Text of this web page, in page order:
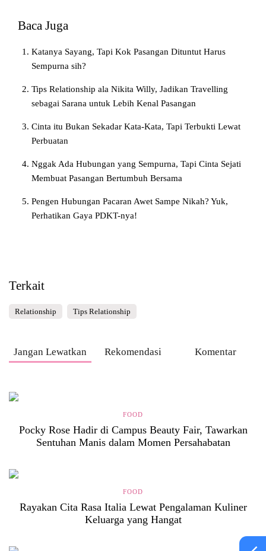
Baca Juga
Katanya Sayang, Tapi Kok Pasangan Dituntut Harus
Sempurna sih?
Tips Relationship ala Nikita Willy, Jadikan Travelling
sebagai Sarana untuk Lebih Kenal Pasangan
Cinta itu Bukan Sekadar Kata-Kata, Tapi Terbukti Lewat
Perbuatan
Nggak Ada Hubungan yang Sempurna, Tapi Cinta Sejati
Membuat Pasangan Bertumbuh Bersama
Pengen Hubungan Pacaran Awet Sampe Nikah? Yuk,
Perhatikan Gaya PDKT-nya!
Terkait
Relationship Tips Relationship
Jangan Lewatkan Rekomendasi Komentar
FOOD
Pocky Rose Hadir di Campus Beauty Fair, Tawarkan
Sentuhan Manis dalam Momen Persahabatan
FOOD
Rayakan Cita Rasa Italia Lewat Pengalaman Kuliner
Keluarga yang Hangat